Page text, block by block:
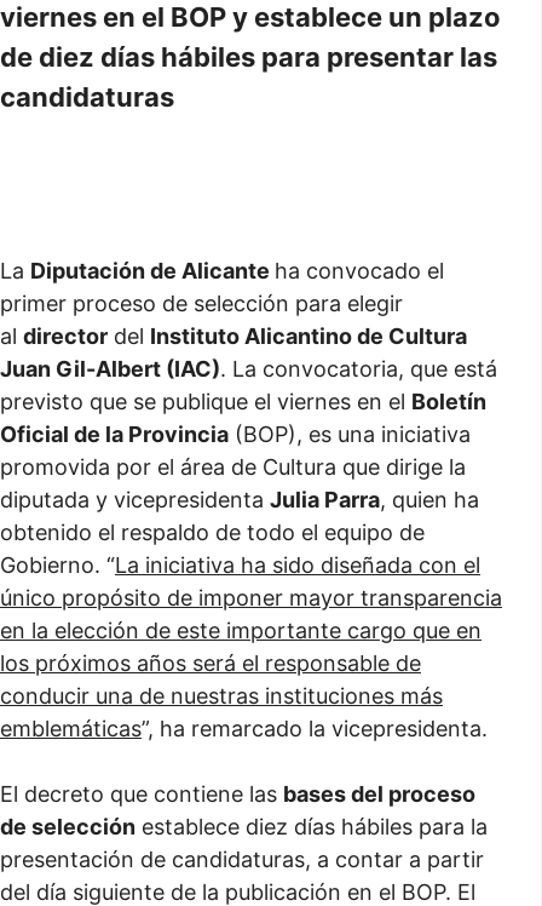
viernes en el BOP y establece un plazo
de diez días hábiles para presentar las
candidaturas
La Diputación de Alicante ha convocado el
primer proceso de selección para elegir
al director del Instituto Alicantino de Cultura
Juan Gil-Albert (IAC). La convocatoria, que está
previsto que se publique el viernes en el Boletín
Oficial de la Provincia (BOP), es una iniciativa
promovida por el área de Cultura que dirige la
diputada y vicepresidenta Julia Parra, quien ha
obtenido el respaldo de todo el equipo de
Gobierno. “La iniciativa ha sido diseñada con el
único propósito de imponer mayor transparencia
en la elección de este importante cargo que en
los próximos años será el responsable de
conducir una de nuestras instituciones más
emblemáticas”, ha remarcado la vicepresidenta.
El decreto que contiene las bases del proceso
de selección establece diez días hábiles para la
presentación de candidaturas, a contar a partir
del día siguiente de la publicación en el BOP. El